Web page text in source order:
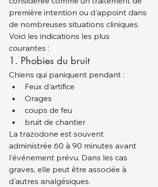
première intention ou d'appoint dans
de nombreuses situations cliniques.
Voici les indications les plus
courantes :
1. Phobies du bruit
Chiens qui paniquent pendant :
Feux d'artifice
Orages
coups de feu
bruit de chantier
La trazodone est souvent
administrée 60 à 90 minutes avant
l'événement prévu. Dans les cas
graves, elle peut être associée à
d'autres analgésiques.